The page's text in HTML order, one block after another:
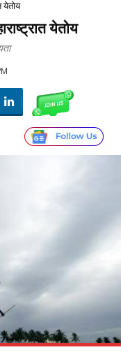
येतोय
येतोय